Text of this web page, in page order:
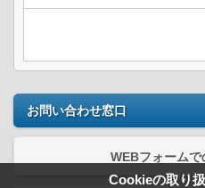
Cookieの取り
お問い合わせ窓口
WEBフォーム